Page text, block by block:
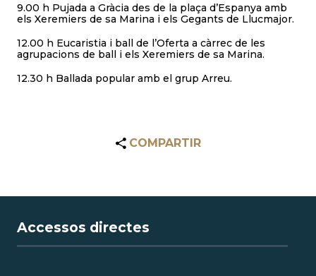
9.00 h Pujada a Gràcia des de la plaça d’Espanya amb
els Xeremiers de sa Marina i els Gegants de Llucmajor.
12.00 h Eucaristia i ball de l’Oferta a càrrec de les
agrupacions de ball i els Xeremiers de sa Marina.
12.30 h Ballada popular amb el grup Arreu.
COMPARTIR
Accessos directes